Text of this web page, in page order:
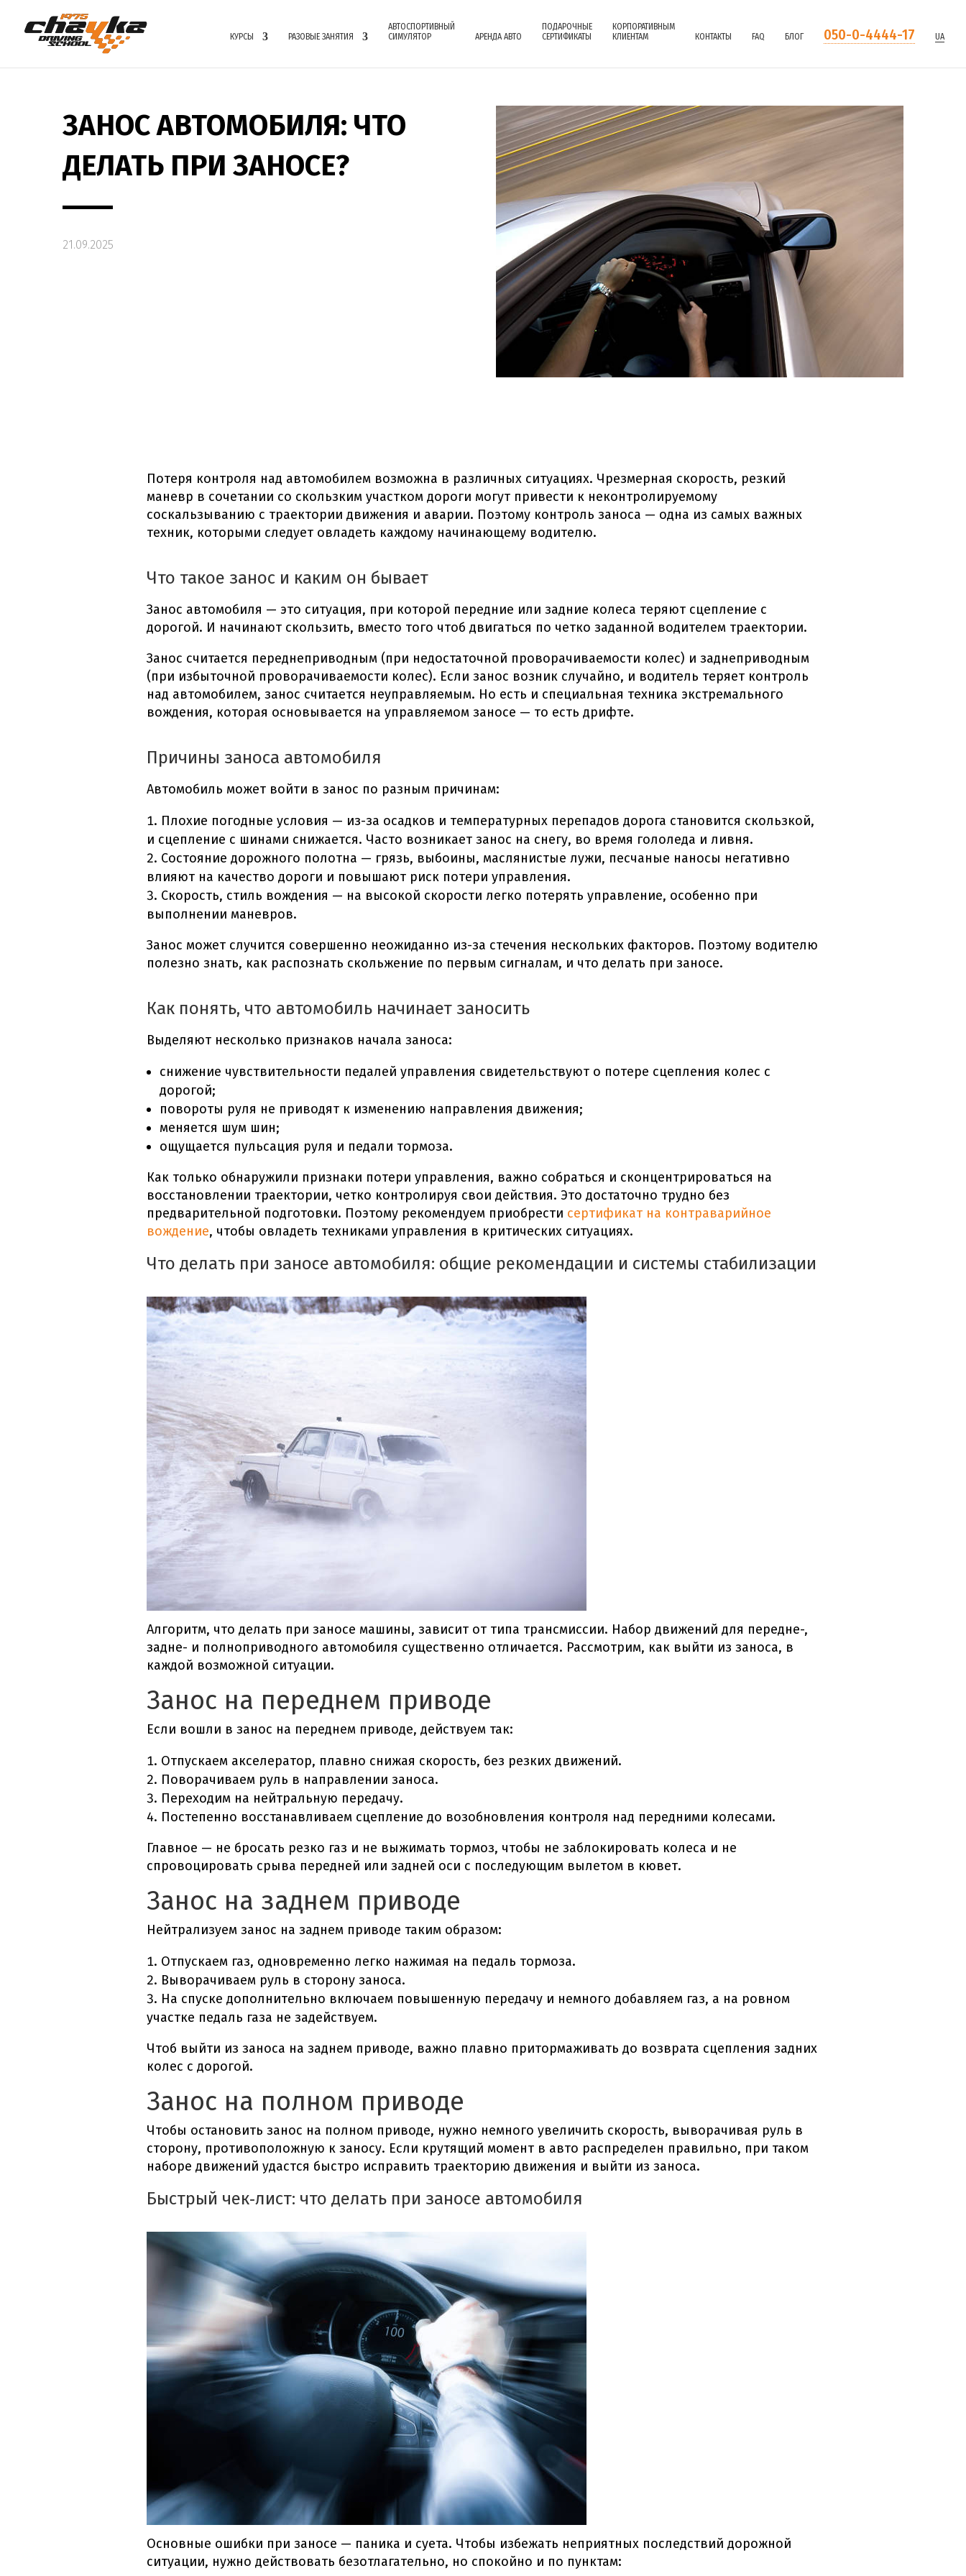
КУРСЫ РАЗОВЫЕ ЗАНЯТИЯ
АВТОСПОРТИВНЫЙ
СИМУЛЯТОР
АРЕНДА АВТО
ПОДАРОЧНЫЕ
СЕРТИФИКАТЫ
КОРПОРАТИВНЫМ
КЛИЕНТАМ
КОНТАКТЫ FAQ БЛОГ 050-0-4444-17 UA
ЗАНОС АВТОМОБИЛЯ: ЧТО
ДЕЛАТЬ ПРИ ЗАНОСЕ?
21.09.2025
Потеря контроля над автомобилем возможна в различных ситуациях. Чрезмерная скорость, резкий
маневр в сочетании со скользким участком дороги могут привести к неконтролируемому
соскальзыванию с траектории движения и аварии. Поэтому контроль заноса — одна из самых важных
техник, которыми следует овладеть каждому начинающему водителю.
Что такое занос и каким он бывает
Занос автомобиля — это ситуация, при которой передние или задние колеса теряют сцепление с
дорогой. И начинают скользить, вместо того чтоб двигаться по четко заданной водителем траектории.
Занос считается переднеприводным (при недостаточной проворачиваемости колес) и заднеприводным
(при избыточной проворачиваемости колес). Если занос возник случайно, и водитель теряет контроль
над автомобилем, занос считается неуправляемым. Но есть и специальная техника экстремального
вождения, которая основывается на управляемом заносе — то есть дрифте.
Причины заноса автомобиля
Автомобиль может войти в занос по разным причинам:
Плохие погодные условия — из-за осадков и температурных перепадов дорога становится скользкой,
и сцепление с шинами снижается. Часто возникает занос на снегу, во время гололеда и ливня.
Состояние дорожного полотна — грязь, выбоины, маслянистые лужи, песчаные наносы негативно
влияют на качество дороги и повышают риск потери управления.
Скорость, стиль вождения — на высокой скорости легко потерять управление, особенно при
выполнении маневров.
Занос может случится совершенно неожиданно из-за стечения нескольких факторов. Поэтому водителю
полезно знать, как распознать скольжение по первым сигналам, и что делать при заносе.
Как понять, что автомобиль начинает заносить
Выделяют несколько признаков начала заноса:
снижение чувствительности педалей управления свидетельствуют о потере сцепления колес с
дорогой;
повороты руля не приводят к изменению направления движения;
меняется шум шин;
ощущается пульсация руля и педали тормоза.
Как только обнаружили признаки потери управления, важно собраться и сконцентрироваться на
восстановлении траектории, четко контролируя свои действия. Это достаточно трудно без
предварительной подготовки. Поэтому рекомендуем приобрести сертификат на контраварийное
вождение, чтобы овладеть техниками управления в критических ситуациях.
Что делать при заносе автомобиля: общие рекомендации и системы стабилизации
Алгоритм, что делать при заносе машины, зависит от типа трансмиссии. Набор движений для передне-,
задне- и полноприводного автомобиля существенно отличается. Рассмотрим, как выйти из заноса, в
каждой возможной ситуации.
Занос на переднем приводе
Если вошли в занос на переднем приводе, действуем так:
Отпускаем акселератор, плавно снижая скорость, без резких движений.
Поворачиваем руль в направлении заноса.
Переходим на нейтральную передачу.
Постепенно восстанавливаем сцепление до возобновления контроля над передними колесами.
Главное — не бросать резко газ и не выжимать тормоз, чтобы не заблокировать колеса и не
спровоцировать срыва передней или задней оси с последующим вылетом в кювет.
Занос на заднем приводе
Нейтрализуем занос на заднем приводе таким образом:
Отпускаем газ, одновременно легко нажимая на педаль тормоза.
Выворачиваем руль в сторону заноса.
На спуске дополнительно включаем повышенную передачу и немного добавляем газ, а на ровном
участке педаль газа не задействуем.
Чтоб выйти из заноса на заднем приводе, важно плавно притормаживать до возврата сцепления задних
колес с дорогой.
Занос на полном приводе
Чтобы остановить занос на полном приводе, нужно немного увеличить скорость, выворачивая руль в
сторону, противоположную к заносу. Если крутящий момент в авто распределен правильно, при таком
наборе движений удастся быстро исправить траекторию движения и выйти из заноса.
Быстрый чек‑лист: что делать при заносе автомобиля
Основные ошибки при заносе — паника и суета. Чтобы избежать неприятных последствий дорожной
ситуации, нужно действовать безотлагательно, но спокойно и по пунктам: